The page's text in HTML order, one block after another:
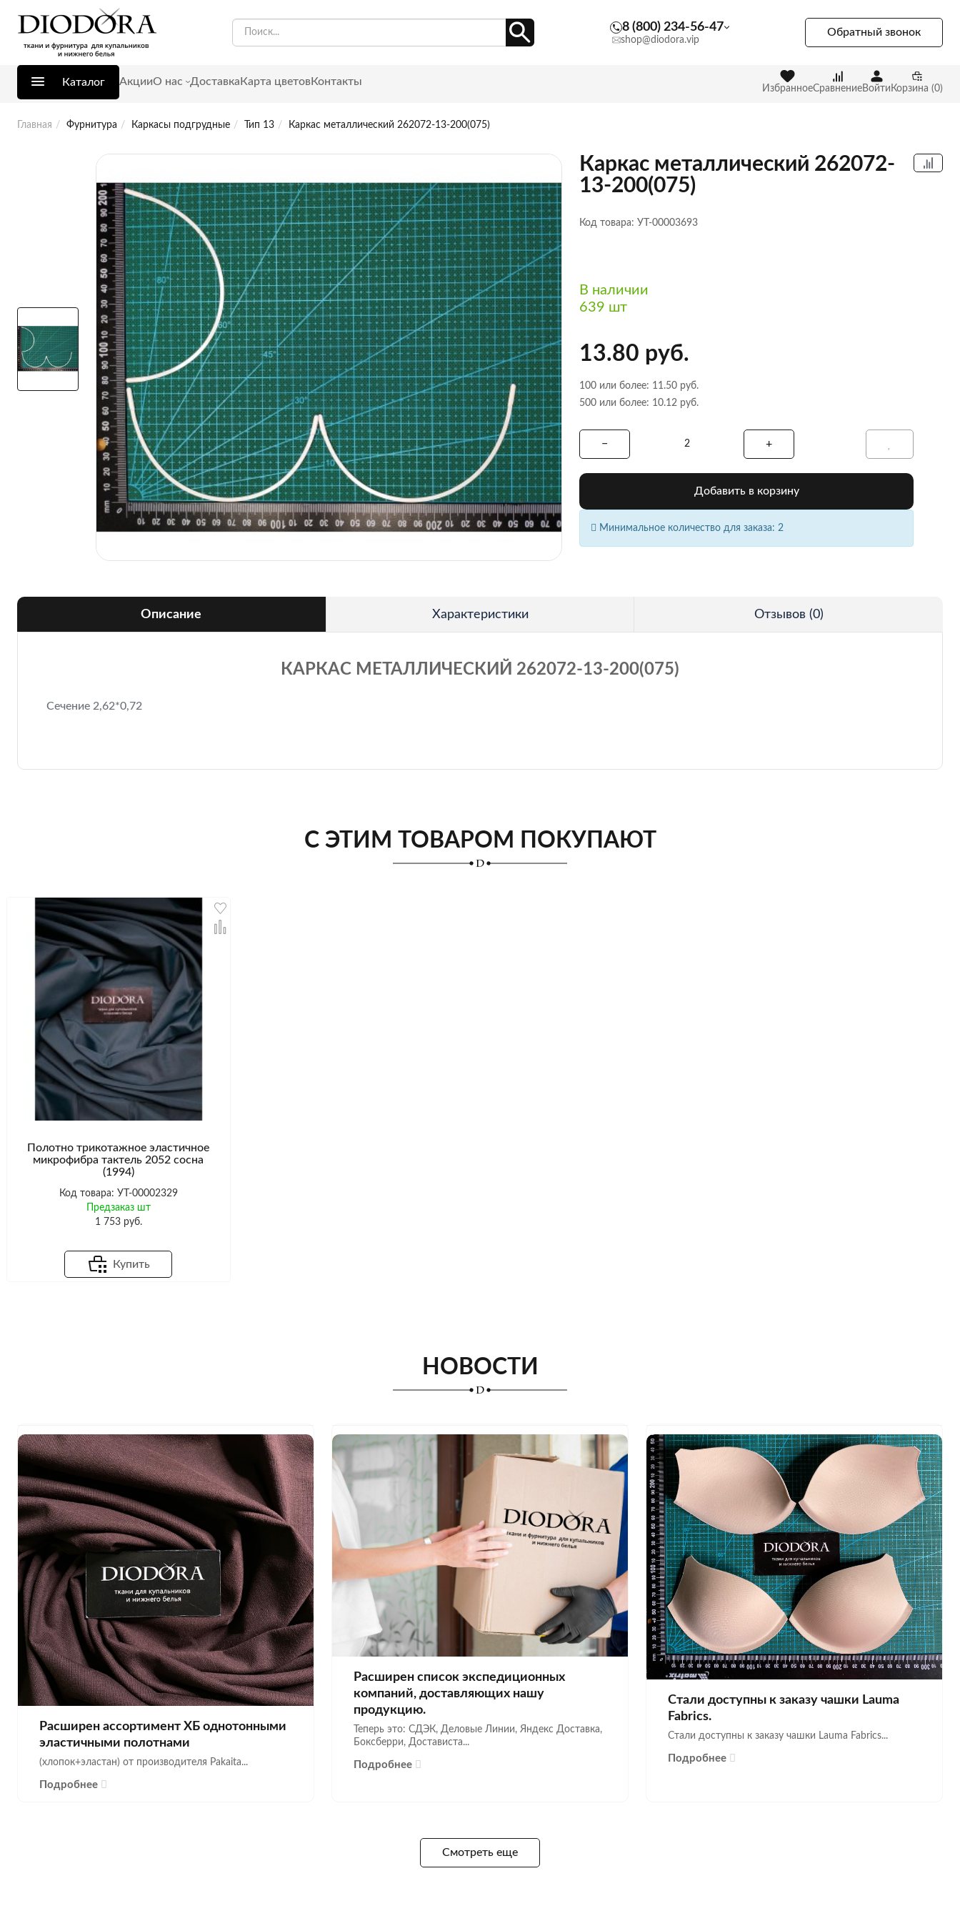
8 (800) 234-56-47
shop@diodora.vip
Обратный звонок
Каталог АкцииО нас Доставка Карта цветовКонтакты
ИзбранноеСравнениеВойти Корзина (0)
Главная Фурнитура Каркасы подгрудные Тип 13 Каркас металлический 262072-13-200(075)
Каркас металлический 262072-
13-200(075)
Код товара: УТ-00003693
В наличии
639 шт
13.80 руб.
100 или более: 11.50 руб.
500 или более: 10.12 руб.
Добавить в корзину
Минимальное количество для заказа: 2
Описание Характеристики Отзывов (0)
КАРКАС МЕТАЛЛИЧЕСКИЙ 262072-13-200(075)
Сечение 2,62*0,72
С ЭТИМ ТОВАРОМ ПОКУПАЮТ
Полотно трикотажное эластичное
микрофибра тактель 2052 сосна
(1994)
Код товара: УТ-00002329
Предзаказ шт
1 753 руб.
Купить
НОВОСТИ
Расширен ассортимент ХБ однотонными
эластичными полотнами
(хлопок+эластан) от производителя Pakaita...
Подробнее
Расширен список экспедиционных
компаний, доставляющих нашу
продукцию.
Теперь это: СДЭК, Деловые Линии, Яндекс Доставка,
Боксберри, Достависта...
Подробнее
Стали доступны к заказу чашки Lauma
Fabrics.
Стали доступны к заказу чашки Lauma Fabrics...
Подробнее
Смотреть еще